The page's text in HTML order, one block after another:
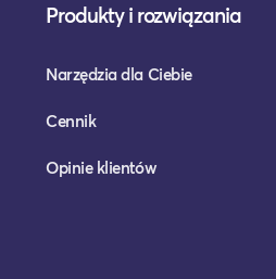
Produkty i rozwiązania
Narzędzia dla Ciebie
Cennik
Opinie klientów